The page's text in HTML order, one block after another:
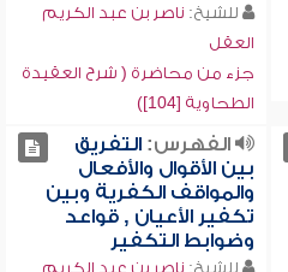
للشيخ: ناصر بن عبد الكريم
العقل
جزء من محاضرة ( شرح العقيدة
الطحاوية [104])
الفهرس:التفريق
بين الأقوال والأفعال
والمواقف الكفرية وبين
تكفير الأعيان , قواعد
وضوابط التكفير
للشيخ: ناصر بن عبد الكريم